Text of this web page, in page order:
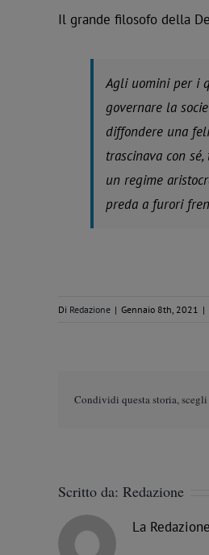
Il grande filosofo della
Agli uomini per i
governare la
diffondere una
trascinava con
un regime
preda a furori
Di Redazione | Gennaio 8th, 2021 |
Condividi questa storia,
Scritto da: Redazione
La